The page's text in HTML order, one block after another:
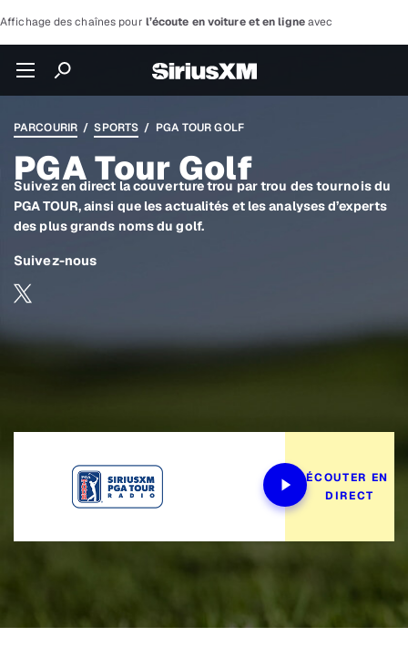
Affichage des chaînes pour l’écoute en voiture et en ligneavec
PARCOURIR/SPORTS / PGA TOUR GOLF
PGA Tour Golf
Suivez en direct la couverture trou par trou des tournois du
PGA TOUR, ainsi que les actualités et les analyses d’experts
des plus grands noms du golf.
Suivez-nous
ÉCOUTER EN
DIRECT